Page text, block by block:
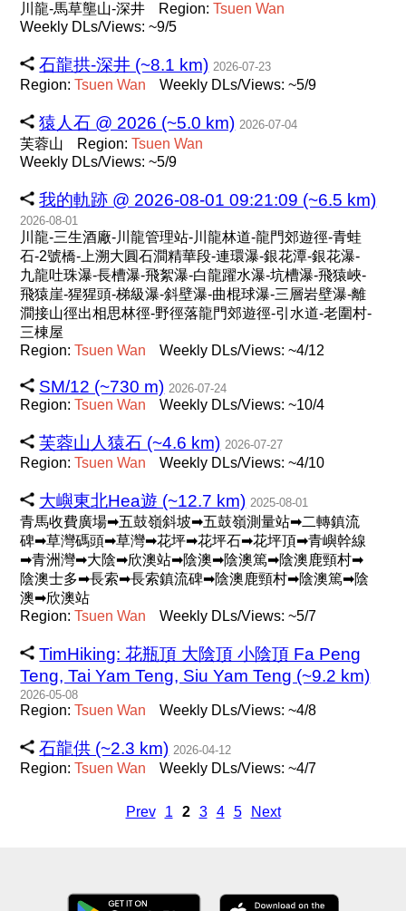
川龍-馬草壟山-深井 Region:Tsuen Wan
Weekly DLs/Views: ~9/5
石龍拱-深井 (~8.1 km) 2026-07-23
Region:Tsuen Wan Weekly DLs/Views: ~5/9
猿人石 @ 2026 (~5.0 km) 2026-07-04
芙蓉山 Region:Tsuen Wan
Weekly DLs/Views: ~5/9
我的軌跡 @ 2026-08-01 09:21:09 (~6.5 km)
2026-08-01
川龍-三生酒廠-川龍管理站-川龍林道-龍門郊遊徑-青蛙
石-2號橋-上溯大圓石澗精華段-連環瀑-銀花潭-銀花瀑-
九龍吐珠瀑-長槽瀑-飛絮瀑-白龍躍水瀑-坑槽瀑-飛猿峽-
飛猿崖-猩猩頭-梯級瀑-斜壁瀑-曲棍球瀑-三層岩壁瀑-離
澗接山徑出相思林徑-野徑落龍門郊遊徑-引水道-老圍村-
三棟屋
Region:Tsuen Wan Weekly DLs/Views: ~4/12
SM/12 (~730 m) 2026-07-24
Region:Tsuen Wan Weekly DLs/Views: ~10/4
芙蓉山人猿石 (~4.6 km) 2026-07-27
Region:Tsuen Wan Weekly DLs/Views: ~4/10
大嶼東北Hea遊 (~12.7 km) 2025-08-01
青馬收費廣場➡五鼓嶺斜坡➡五鼓嶺測量站➡二轉鎮流
碑➡草灣碼頭➡草灣➡花坪➡花坪石➡花坪頂➡青嶼幹線
➡青洲灣➡大陰➡欣澳站➡陰澳➡陰澳篤➡陰澳鹿頸村➡
陰澳士多➡長索➡長索鎮流碑➡陰澳鹿頸村➡陰澳篤➡陰
澳➡欣澳站
Region:Tsuen Wan Weekly DLs/Views: ~5/7
TimHiking: 花瓶頂 大陰頂 小陰頂 Fa Peng
Teng, Tai Yam Teng, Siu Yam Teng (~9.2 km)
2026-05-08
Region:Tsuen Wan Weekly DLs/Views: ~4/8
石龍供 (~2.3 km) 2026-04-12
Region:Tsuen Wan Weekly DLs/Views: ~4/7
Prev 1 2 3 4 5 Next